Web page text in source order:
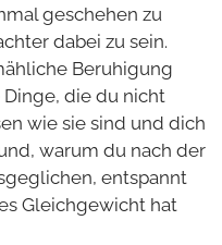
geschehen zu
dabei zu sein.
Beruhigung
die du nicht
wie sie sind und dich
warum du nach der
entspannt
Gleichgewicht hat